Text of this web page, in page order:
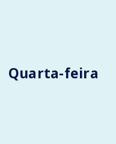
Quarta-feira